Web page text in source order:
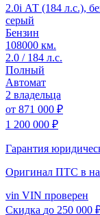
2.0i АТ (184 л.с.),
серый
Бензин
108000 км.
2.0 / 184 л.с.
Полный
Автомат
2 владельца
от 871 000 ₽
1 200 000 ₽
Гарантия
Оригинал ПТС в
vin VIN проверен
Скидка до 250 000